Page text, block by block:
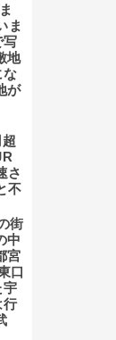
ま
写
地
な
が
さ
不
街
中
宮
口
宇
行